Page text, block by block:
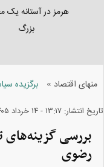
هرمز در آستانه یک
بزرگ
منهای اقتصاد » برگزیده
تاریخ انتشار: ۱۳:۱۷ - ۱۴ خرداد ۱۴۰۵
بررسی
رضوی